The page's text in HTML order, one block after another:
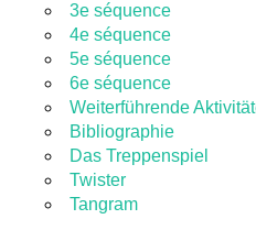
3e séquence
4e séquence
5e séquence
6e séquence
Weiterführende
Bibliographie
Das Treppenspiel
Twister
Tangram